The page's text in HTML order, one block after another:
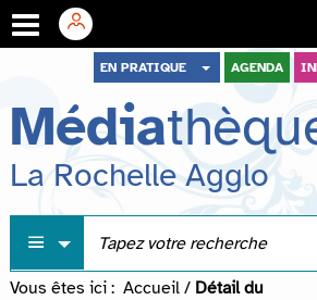
menu
contenu
recherche
EN PRATIQUE AGENDA
Média
La Rochelle Agglo
Vous êtes ici : Accueil / Détail du